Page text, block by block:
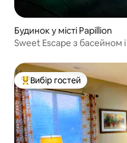
Будинок у місті Papillion
Sweet Escape з басейном
Топ вибір гостей
Вибір гостей